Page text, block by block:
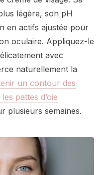
légère, son pH
en actifs ajustée pour
oculaire. Appliquez-le
avec
naturellement la
un contour des
pattes d’oie
plusieurs semaines.